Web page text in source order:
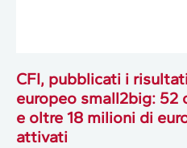
CFI, pubblicati i
europeo small2big: 52
e oltre 18 milioni di
attivati